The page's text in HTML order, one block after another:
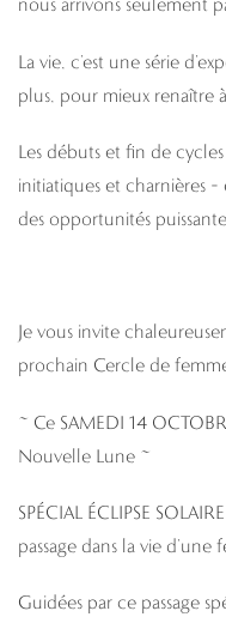
La vie, c’est une série
plus, pour mieux renaître
Les débuts et fin de
initiatiques et charnières
des opportunités
Je vous invite
prochain Cercle de
~ Ce SAMEDI 14
Nouvelle Lune ~
SPÉCIAL ÉCLIPSE
passage dans la vie d’une
Guidées par ce passage